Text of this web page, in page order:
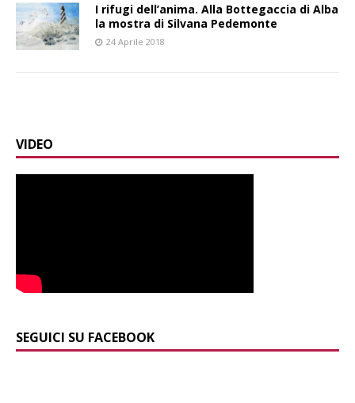
I rifugi dell’anima. Alla Bottegaccia di Alba
la mostra di Silvana Pedemonte
24 Aprile 2018
VIDEO
SEGUICI SU FACEBOOK